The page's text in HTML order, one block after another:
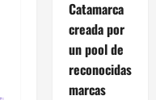
Catamarca
creada por
un pool de
reconocidas
marcas